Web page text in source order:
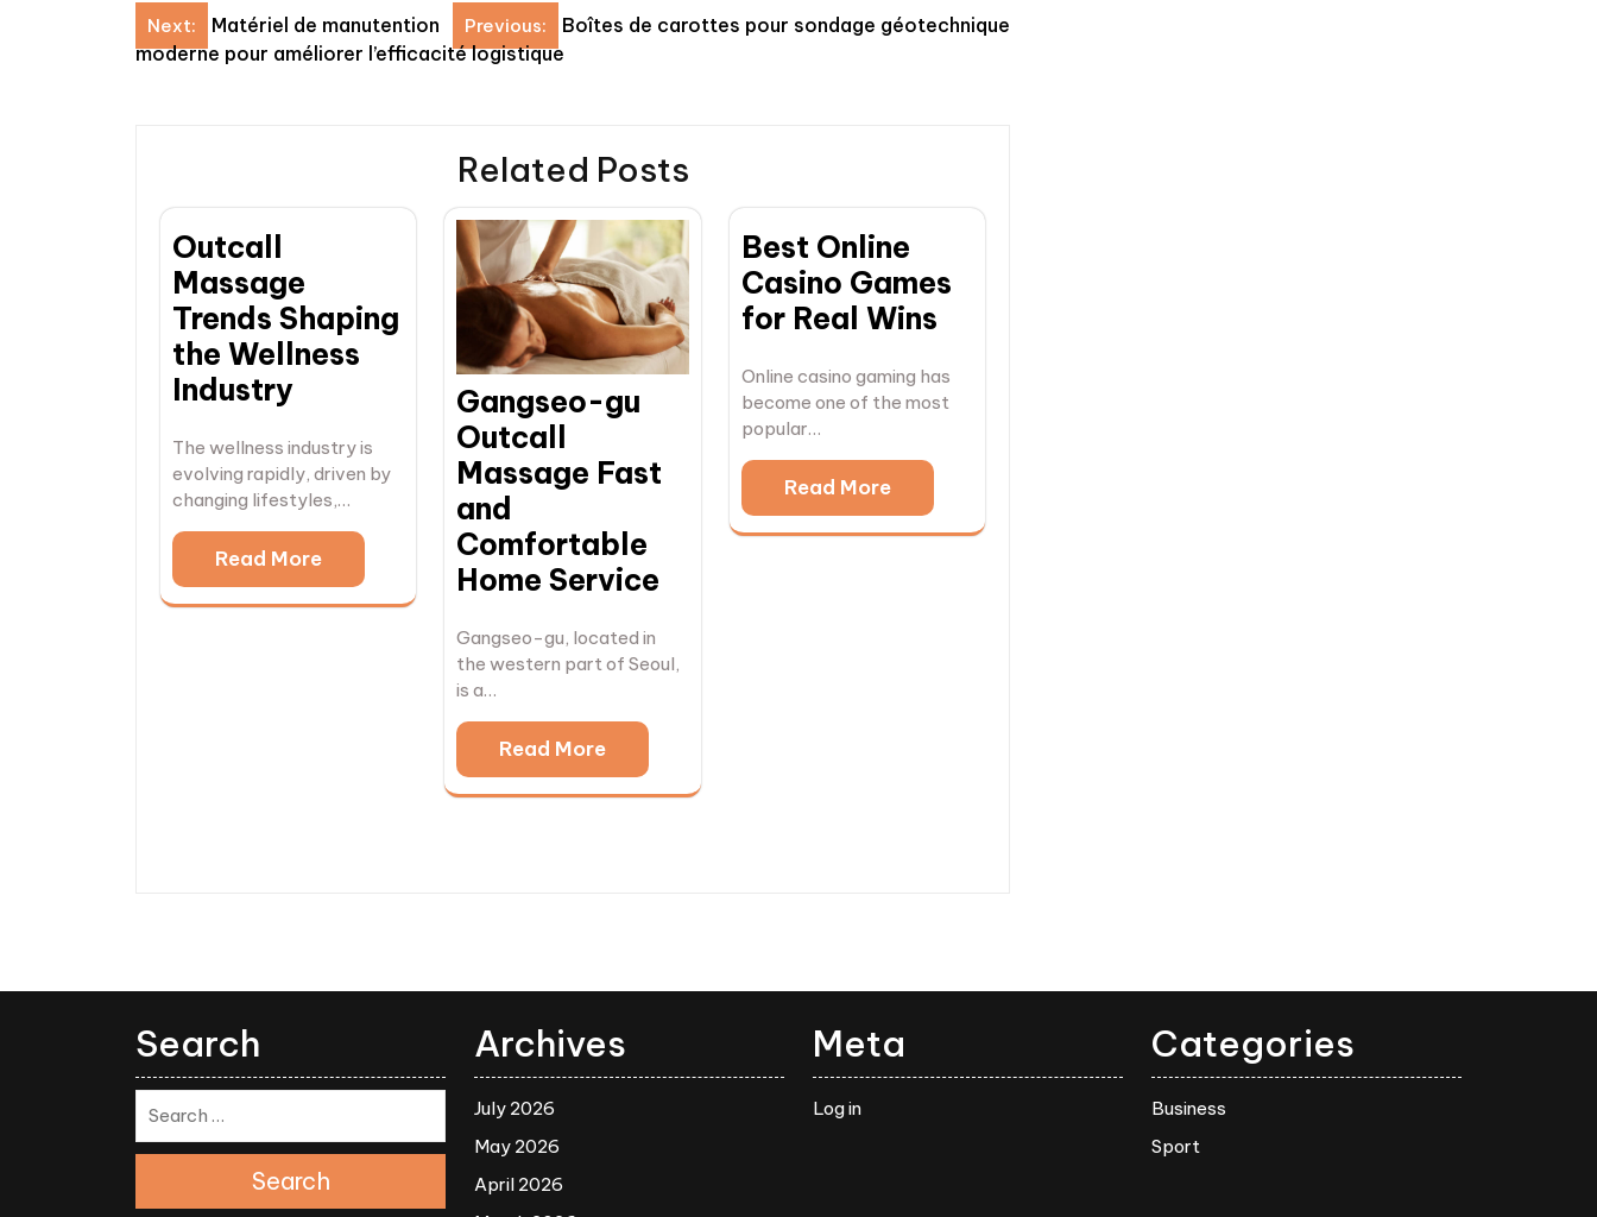
Post
navigation
Previous: Boîtes de carottes pour sondage géotechnique
Next:
Matériel de manutention
moderne pour améliorer l’efficacité logistique
Related Posts
Outcall
Massage
Trends Shaping
the Wellness
Industry
The wellness industry is
evolving rapidly, driven by
changing lifestyles,…
Read More
Gangseo-gu
Outcall
Massage Fast
and
Comfortable
Home Service
Gangseo-gu, located in
the western part of Seoul,
is a…
Read More
Best Online
Casino Games
for Real Wins
Online casino gaming has
become one of the most
popular…
Read More
Search
Search
Archives
July 2026
May 2026
April 2026
Meta
Log in
Categories
Business
Sport